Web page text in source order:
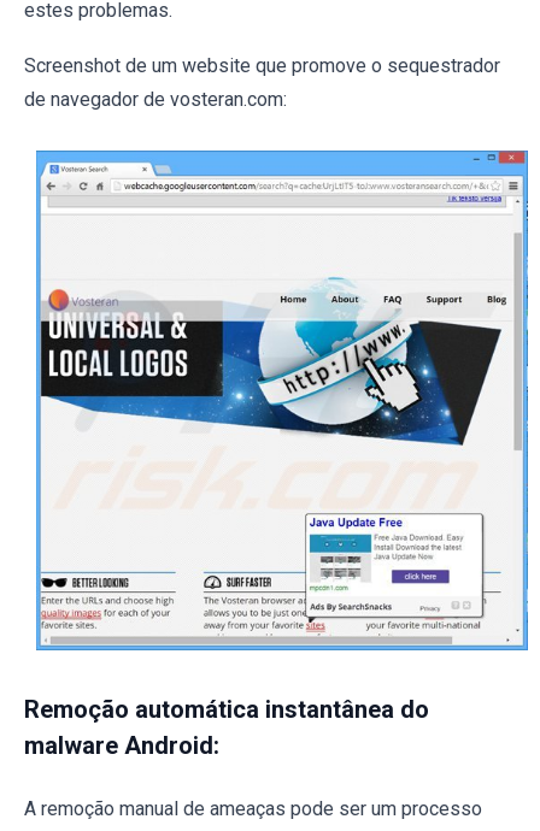
estes problemas.
Screenshot de um website que promove o sequestrador
de navegador de vosteran.com:
Remoção automática instantânea do
malware Android:
A remoção manual de ameaças pode ser um processo